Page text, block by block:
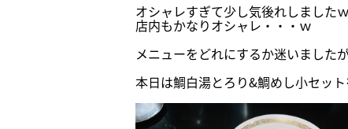
オシャレすぎて少し気後れしましたｗ
店内もかなりオシャレ・・・ｗ
メニューをどれにするか迷いました
本日は鯛白湯とろり&鯛めし小セット